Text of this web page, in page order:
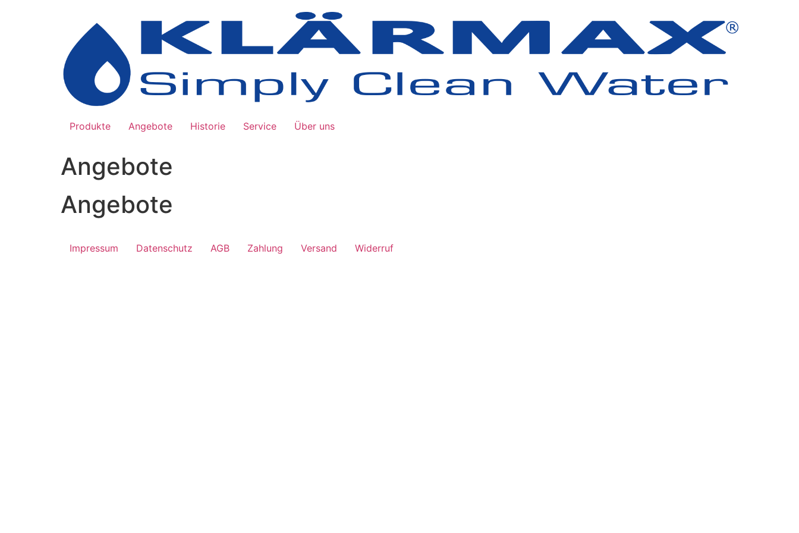
Produkte Angebote Historie Service Über uns
Angebote
Angebote
Impressum Datenschutz AGB Zahlung Versand Widerruf